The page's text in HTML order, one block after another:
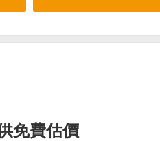
免費估價